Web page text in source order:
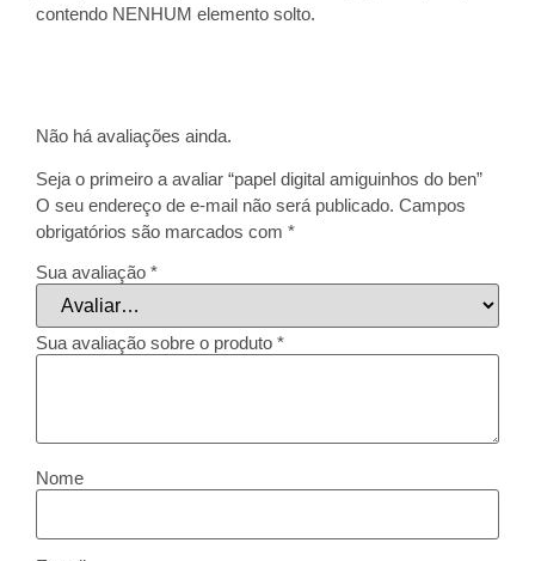
contendo NENHUM elemento solto.
Não há avaliações ainda.
Seja o primeiro a avaliar “papel digital amiguinhos do ben”
O seu endereço de e-mail não será publicado. Campos
obrigatórios são marcados com *
Sua avaliação *
Sua avaliação sobre o produto *
Nome